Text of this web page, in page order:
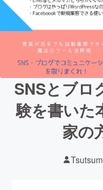
SNSとブロ
験を書いた
家の